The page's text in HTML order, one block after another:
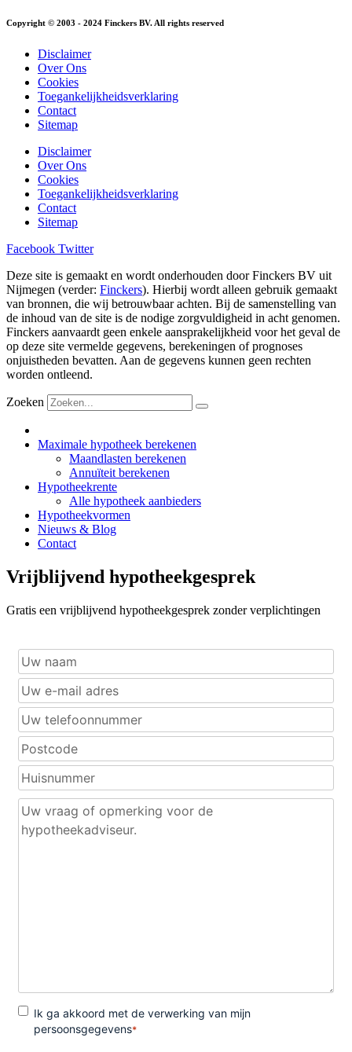
Copyright © 2003 - 2024 Finckers BV. All rights reserved
Disclaimer
Over Ons
Cookies
Toegankelijkheidsverklaring
Contact
Sitemap
Disclaimer
Over Ons
Cookies
Toegankelijkheidsverklaring
Contact
Sitemap
Facebook Twitter
Deze site is gemaakt en wordt onderhouden door Finckers BV uit
Nijmegen (verder: Finckers). Hierbij wordt alleen gebruik gemaakt
van bronnen, die wij betrouwbaar achten. Bij de samenstelling van
de inhoud van de site is de nodige zorgvuldigheid in acht genomen.
Finckers aanvaardt geen enkele aansprakelijkheid voor het geval de
op deze site vermelde gegevens, berekeningen of prognoses
onjuistheden bevatten. Aan de gegevens kunnen geen rechten
worden ontleend.
Zoeken
Maximale hypotheek berekenen
Maandlasten berekenen
Annuïteit berekenen
Hypotheekrente
Alle hypotheek aanbieders
Hypotheekvormen
Nieuws & Blog
Contact
Vrijblijvend hypotheekgesprek
Gratis een vrijblijvend hypotheekgesprek zonder verplichtingen